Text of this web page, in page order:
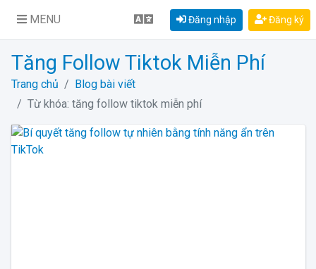
MENU Đăng nhập Đăng ký
Tăng Follow Tiktok Miễn Phí
Trang chủ
Blog bài viết
Từ khóa: tăng follow tiktok miễn phí